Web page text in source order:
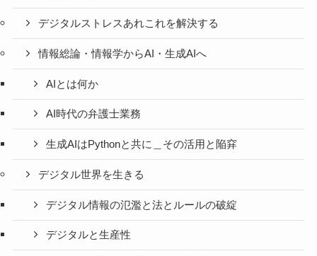
デジタルストレスあれこれを解決する
情報総論・情報学からAI・生成AIへ
AIとは何か
AI時代の弁護士業務
生成AIはPythonと共に＿その活用と陥穽
デジタル世界を生きる
デジタル情報の氾濫と法とルールの破綻
デジタルと生産性